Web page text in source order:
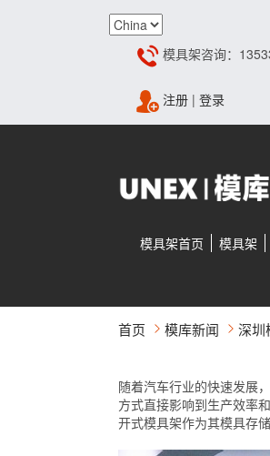
模具架咨询：
注册 | 登录
模具架首页 模具架
首页 模库新闻 深圳
随着汽车行业的快速发展
方式直接影响到生产效率
开式模具架作为其模具存